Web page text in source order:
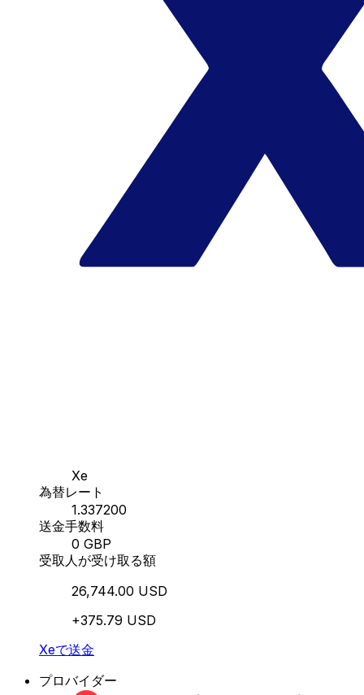
Xe
為替レート
1.337200
送金手数料
0 GBP
受取人が受け取る額
26,744.00 USD
+375.79 USD
Xeで送金
プロバイダー